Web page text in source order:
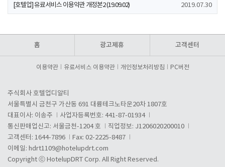
[호텔업] 유료서비스 이용약관 개정본2 (19.09.02) 2019.07.30
홈 광고제휴 고객센터
이용약관 유료서비스 이용약관 개인정보처리방침 PC버전
주식회사 호텔업디알티
서울특별시 금천구 가산동 691 대륭테크노타운20차 1807호
대표이사: 이송주
사업자등록번호: 441-87-01934
통신판매업신고: 서울금천-1204 호
직업정보: J1206020200010
고객센터: 1644-7896
Fax: 02-2225-8487
이메일: hdrt1109@hotelupdrt.com
Copyright ⓒ HotelupDRT Corp. All Right Reserved.